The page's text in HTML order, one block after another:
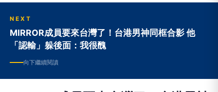
NEXT
MIRROR成員要來台灣了！台港男神同框合影 他
「認輸」躲後面：我很醜
向下繼續閱讀